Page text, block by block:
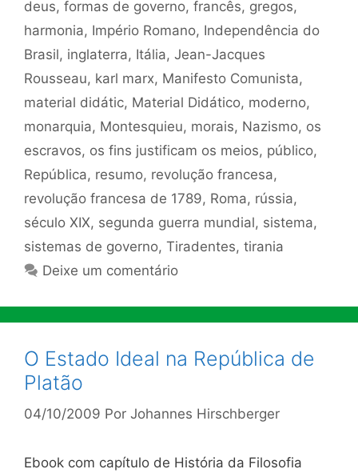
deus, formas de governo, francês, gregos,
harmonia, Império Romano, Independência do
Brasil, inglaterra, Itália, Jean-Jacques
Rousseau, karl marx, Manifesto Comunista,
material didátic, Material Didático, moderno,
monarquia, Montesquieu, morais, Nazismo, os
escravos, os fins justificam os meios, público,
República, resumo, revolução francesa,
revolução francesa de 1789, Roma, rússia,
século XIX, segunda guerra mundial, sistema,
sistemas de governo, Tiradentes, tirania
Deixe um comentário
O Estado Ideal na República de
Platão
04/10/2009 Por Johannes Hirschberger
Ebook com capítulo de História da Filosofia